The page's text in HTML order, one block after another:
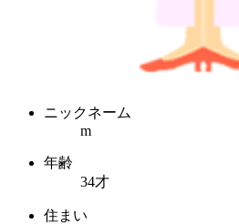
ニックネーム
m
年齢
34才
住まい